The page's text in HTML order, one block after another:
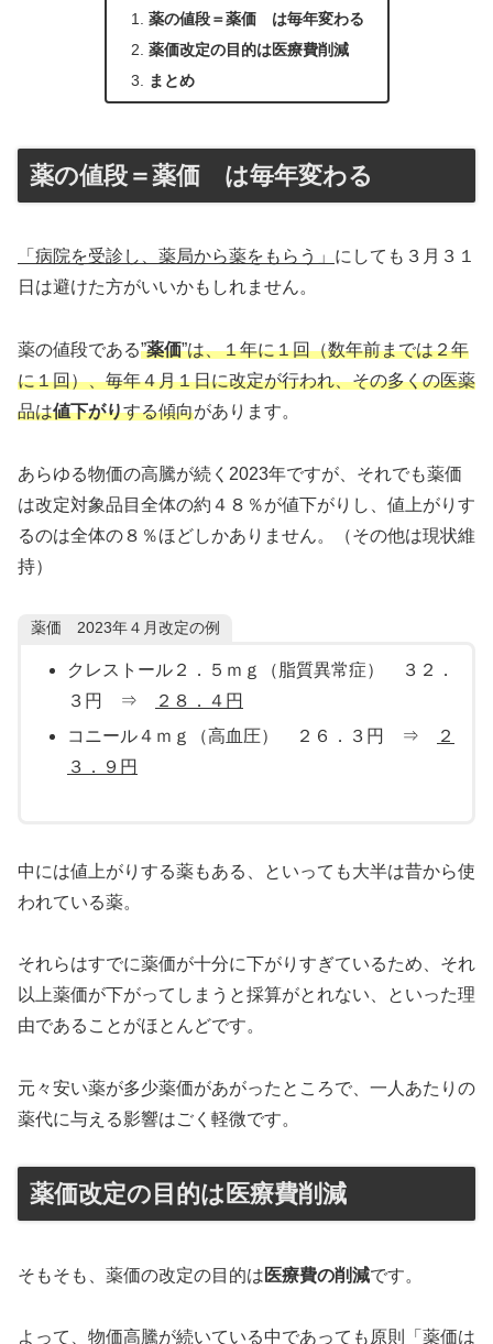
薬の値段＝薬価 は毎年変わる
薬価改定の目的は医療費削減
まとめ
薬の値段＝薬価 は毎年変わる
「病院を受診し、薬局から薬をもらう」 にしても３月３１
日は避けた方がいいかもしれません。
薬の値段である”薬価”は、１年に１回（数年前までは２年
に１回）、毎年４月１日に改定が行われ、その多くの医薬
品は値下がりする傾向があります。
あらゆる物価の高騰が続く2023年ですが、それでも薬価
は改定対象品目全体の約４８％が値下がりし、値上がりす
るのは全体の８％ほどしかありません。（その他は現状維
持）
薬価 2023年４月改定の例
クレストール２．５ｍｇ（脂質異常症） ３２．
３円 ⇒
２８．４円
コニール４ｍｇ（高血圧） ２６．３円 ⇒
２
３．９円
中には値上がりする薬もある、といっても大半は昔から使
われている薬。
それらはすでに薬価が十分に下がりすぎているため、それ
以上薬価が下がってしまうと採算がとれない、といった理
由であることがほとんどです。
元々安い薬が多少薬価があがったところで、一人あたりの
薬代に与える影響はごく軽微です。
薬価改定の目的は医療費削減
そもそも、薬価の改定の目的は 医療費の削減です。
よって、物価高騰が続いている中であっても原則「薬価は